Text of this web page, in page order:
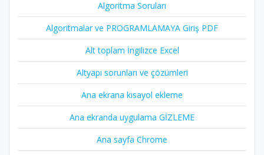
Algoritma Soruları
Algoritmalar ve PROGRAMLAMAYA Giriş PDF
Alt toplam İngilizce Excel
Altyapı sorunları ve çözümleri
Ana ekrana kısayol ekleme
Ana ekranda uygulama GİZLEME
Ana sayfa Chrome